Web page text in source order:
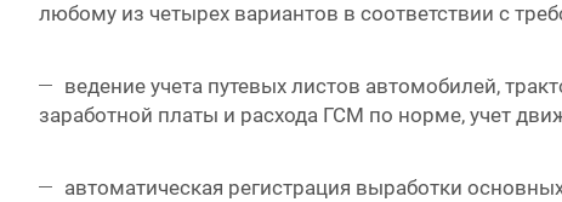
любому из четырех вариантов в соответствии с
ведение учета путевых листов автомобилей,
заработной платы и расхода ГСМ по норме, учет
автоматическая регистрация выработки